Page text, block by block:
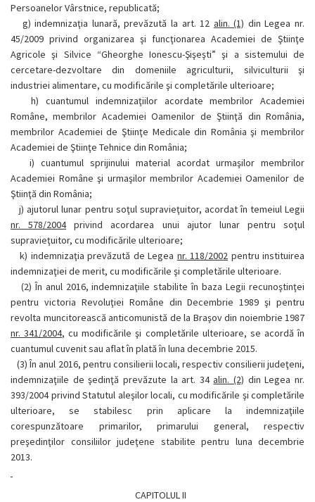
Persoanelor Vârstnice, republicată;
g) indemnizaţia lunară, prevăzută la art. 12 alin. (1) din Legea nr.
45/2009 privind organizarea şi funcţionarea Academiei de Ştiinţe
Agricole şi Silvice “Gheorghe Ionescu-Şişeşti” şi a sistemului de
cercetare-dezvoltare din domeniile agriculturii, silviculturii şi
industriei alimentare, cu modificările şi completările ulterioare;
h) cuantumul indemnizaţiilor acordate membrilor Academiei
Române, membrilor Academiei Oamenilor de Ştiinţă din România,
membrilor Academiei de Ştiinţe Medicale din România şi membrilor
Academiei de Ştiinţe Tehnice din România;
i) cuantumul sprijinului material acordat urmaşilor membrilor
Academiei Române şi urmaşilor membrilor Academiei Oamenilor de
Ştiinţă din România;
j) ajutorul lunar pentru soţul supravieţuitor, acordat în temeiul Legii
nr. 578/2004privind acordarea unui ajutor lunar pentru soţul
supravieţuitor, cu modificările ulterioare;
k) indemnizaţia prevăzută de Legea nr. 118/2002 pentru instituirea
indemnizaţiei de merit, cu modificările şi completările ulterioare.
(2) În anul 2016, indemnizaţiile stabilite în baza Legii recunoştinţei
pentru victoria Revoluţiei Române din Decembrie 1989 şi pentru
revolta muncitorească anticomunistă de la Braşov din noiembrie 1987
nr. 341/2004, cu modificările şi completările ulterioare, se acordă în
cuantumul cuvenit sau aflat în plată în luna decembrie 2015.
(3)În anul 2016, pentru consilierii locali, respectiv consilierii judeţeni,
indemnizaţiile de şedinţă prevăzute la art. 34alin. (2) din Legea nr.
393/2004 privind Statutul aleşilor locali, cu modificările şi completările
ulterioare, se stabilesc prin aplicare la indemnizaţiile
corespunzătoare primarilor, primarului general, respectiv
preşedinţilor consiliilor judeţene stabilite pentru luna decembrie
2013.
CAPITOLUL II